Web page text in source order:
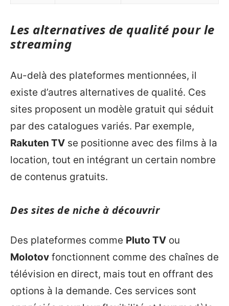
Les alternatives de qualité pour le
streaming
Au-delà des plateformes mentionnées, il
existe d’autres alternatives de qualité. Ces
sites proposent un modèle gratuit qui séduit
par des catalogues variés. Par exemple,
Rakuten TV se positionne avec des films à la
location, tout en intégrant un certain nombre
de contenus gratuits.
Des sites de niche à découvrir
Des plateformes comme Pluto TV ou
Molotov fonctionnent comme des chaînes de
télévision en direct, mais tout en offrant des
options à la demande. Ces services sont